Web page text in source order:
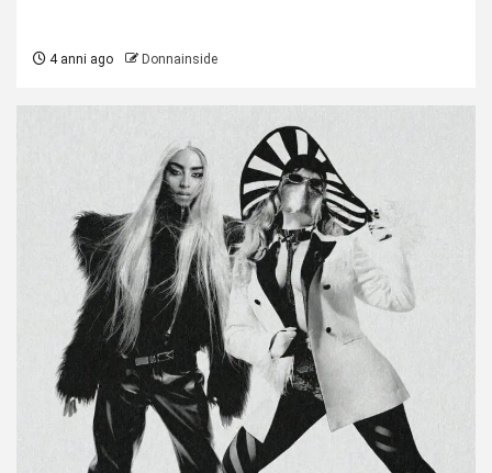
4 anni ago Donnainside